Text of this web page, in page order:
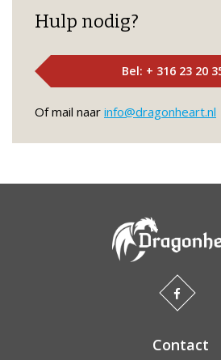
Hulp nodig?
Bel: + 316 23 20
Of mail naar info@dragonheart.nl
Contact